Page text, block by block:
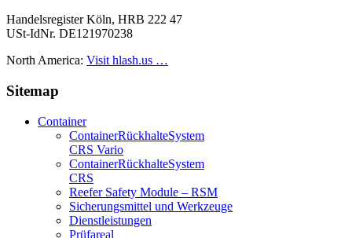
Handelsregister Köln, HRB 222 47
USt-IdNr. DE121970238
North America: Visit hlash.us …
Sitemap
Container
Container­Rückhalte­System
CRS Vario
Container­Rückhalte­System
CRS
Reefer Safety Module – RSM
Sicherungsmittel und Werkzeuge
Dienstleistungen
Prüfareal